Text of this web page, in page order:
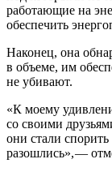
работающие на
обеспечить
Наконец, она
в объеме, им
не убивают.
«К моему
со своими
они стали
разошлись», —